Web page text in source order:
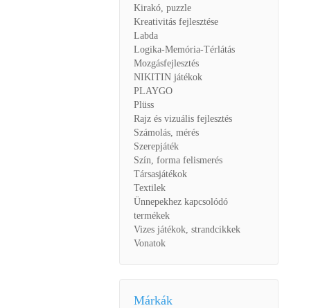
Kirakó, puzzle
Kreativitás fejlesztése
Labda
Logika-Memória-Térlátás
Mozgásfejlesztés
NIKITIN játékok
PLAYGO
Plüss
Rajz és vizuális fejlesztés
Számolás, mérés
Szerepjáték
Szín, forma felismerés
Társasjátékok
Textilek
Ünnepekhez kapcsolódó
termékek
Vizes játékok, strandcikkek
Vonatok
Márkák